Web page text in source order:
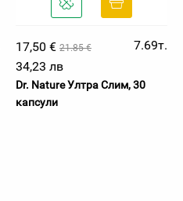
17,50 € 21.85 €
7.69т.
34,23 лв
Dr. Nature Ултра Слим, 30
капсули